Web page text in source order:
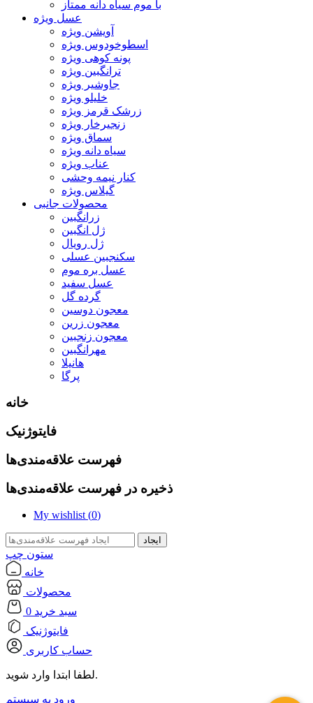
با موم سیاه دانه ممتاز
عسل ویژه
آویشن ویژه
اسطوخودوس ویژه
پونه کوهی ویژه
ترانگبین ویژه
جاوشیر ویژه
خلیلو ویژه
زرشک قرمز ویژه
زنجیرخار ویژه
سماق ویژه
سیاه دانه ویژه
عناب ویژه
کنار نیمه وحشی
گیلاس ویژه
محصولات جانبی
زرانگبین
ژل انگبین
ژل رویال
سکنجبین عسلی
عسل بره موم
عسل سفید
گرده گل
معجون دوسین
معجون زرین
معجون زنجبین
مهرانگبین
هانیلا
پرگا
خانه
فایتوژنیک
فهرست علاقه‌مندی‌ها
ذخیره در فهرست علاقه‌مندی‌ها
My wishlist (0)
ایجاد
ستون چپ
خانه
محصولات
سبد خرید 0
فایتوژنیک
حساب کاربری
لطفا ابتدا وارد شوید.
ورود به سیستم